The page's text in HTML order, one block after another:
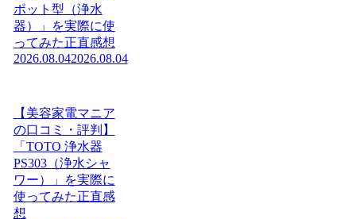
ポット型（浄水
器）」を実際に使
ってみた正直感想
2026.08.042026.08.04
【美容家電マニア
の口コミ・評判】
「TOTO 浄水器
PS303（浄水シャ
ワー）」を実際に
使ってみた正直感
想